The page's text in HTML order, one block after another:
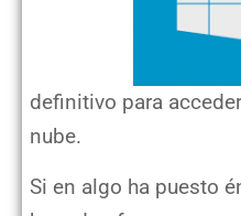
definitivo para
nube.
Si en algo ha puesto